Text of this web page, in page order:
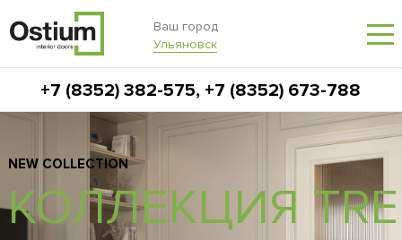
Ваш город
Ульяновск
+7 (8352) 382-575, +7 (8352) 673-788
NEW COLLECTION
КОЛЛЕКЦИЯ